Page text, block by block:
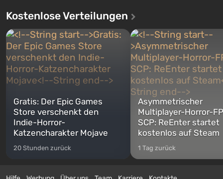
Kostenlose Verteilungen
Gratis: Der Epic Games
Store verschenkt den
Indie-Horror-
Katzencharakter Mojave
20 Stunden zurück
Asymmetrischer
Multiplayer-Horror-
SCP: ReEnter startet
kostenlos auf Steam
1 Tag zurück